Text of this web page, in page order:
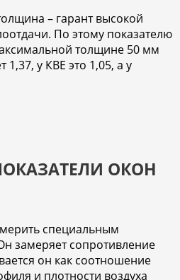
– гарант высокой
По этому показателю
толщине 50 мм
1,37, у КВЕ это 1,05, а у
ОКОН
специальным
замеряет сопротивление
он как соотношение
и плотности воздуха